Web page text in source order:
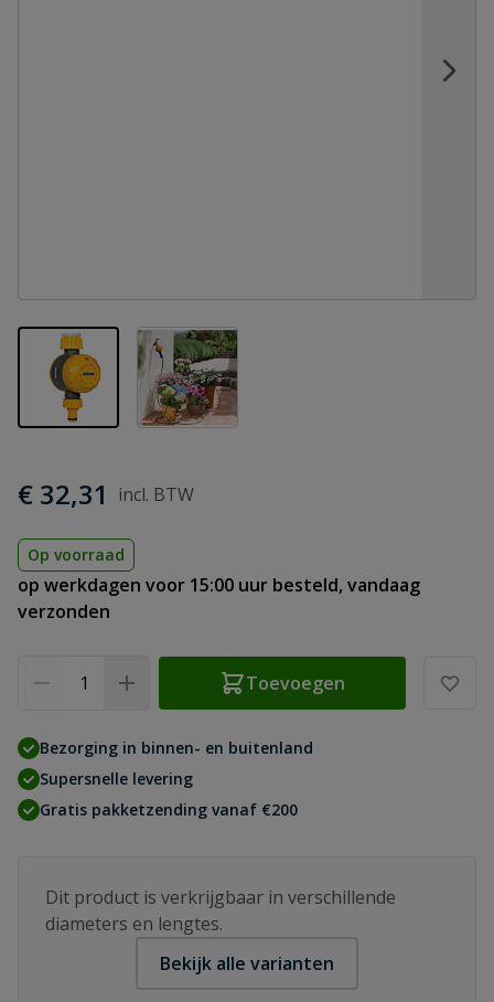
View larger imageView larger image
€ 32,31
Op voorraad
op werkdagen voor 15:00 uur besteld, vandaag
verzonden
Toevoegen
Bezorging in binnen- en buitenland
Supersnelle levering
Gratis pakketzending vanaf €200
Dit product is verkrijgbaar in verschillende
diameters en lengtes.
Bekijk alle varianten